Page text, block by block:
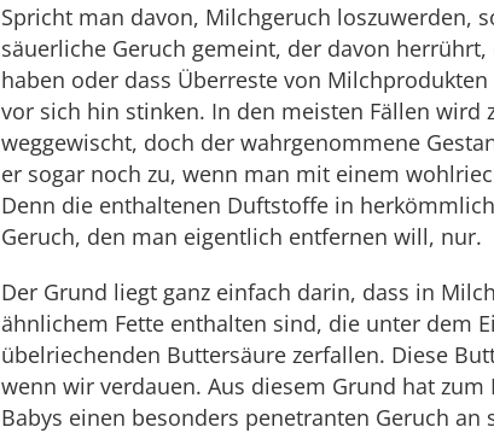
Spricht man davon, Milchgeruch loszuwerden,
säuerliche Geruch gemeint, der davon
haben oder dass Überreste von
vor sich hin stinken. In den meisten Fällen wird
weggewischt, doch der wahrgenommene
er sogar noch zu, wenn man mit einem
Denn die enthaltenen Duftstoffe in
Geruch, den man eigentlich entfernen will, nur.
Der Grund liegt ganz einfach darin, dass in
ähnlichem Fette enthalten sind, die unter dem
übelriechenden Buttersäure zerfallen. Diese
wenn wir verdauen. Aus diesem Grund hat
Babys einen besonders penetranten Geruch an